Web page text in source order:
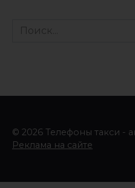
Search
© 2026 Телефоны такси -
Реклама на сайте